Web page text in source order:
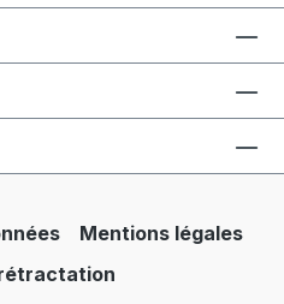
Mentions légales